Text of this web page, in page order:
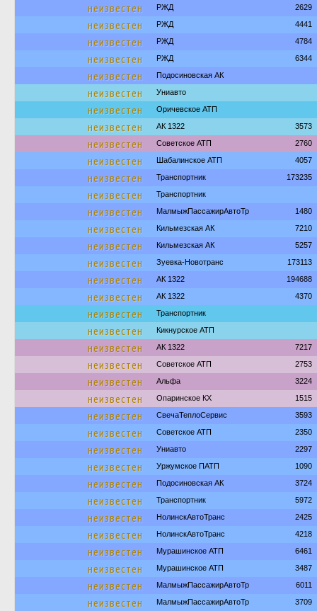
неизвестен РЖД 2629
неизвестен РЖД 4441
неизвестен РЖД 4784
неизвестен РЖД 6344
неизвестен Подосиновская АК
неизвестен Униавто
неизвестен Оричевское АТП
неизвестен АК 1322 3573
неизвестен Советское АТП 2760
неизвестен Шабалинское АТП 4057
неизвестен Транспортник 173235
неизвестен Транспортник
неизвестен МалмыжПассажирАвтоТр 1480
неизвестен Кильмезская АК 7210
неизвестен Кильмезская АК 5257
неизвестен Зуевка-Новотранс 173113
неизвестен АК 1322 194688
неизвестен АК 1322 4370
неизвестен Транспортник
неизвестен Кикнурское АТП
неизвестен АК 1322 7217
неизвестен Советское АТП 2753
неизвестен Альфа 3224
неизвестен Опаринское КХ 1515
неизвестен СвечаТеплоСервис 3593
неизвестен Советское АТП 2350
неизвестен Униавто 2297
неизвестен Уржумское ПАТП 1090
неизвестен Подосиновская АК 3724
неизвестен Транспортник 5972
неизвестен НолинскАвтоТранс 2425
неизвестен НолинскАвтоТранс 4218
неизвестен Мурашинское АТП 6461
неизвестен Мурашинское АТП 3487
неизвестен МалмыжПассажирАвтоТр 6011
неизвестен МалмыжПассажирАвтоТр 3709